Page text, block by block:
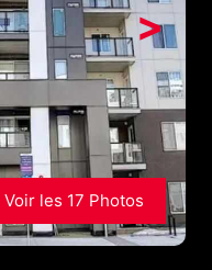
>
Voir les 17 Photos